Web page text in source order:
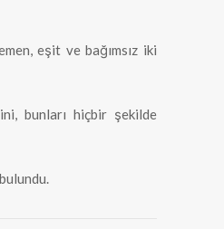
eşit ve bağımsız iki
bunları hiçbir şekilde